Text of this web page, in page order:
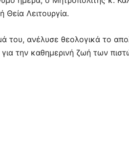
Θεία Λειτουργία.
του, ανέλυσε θεολογικά το
την καθημερινή ζωή των